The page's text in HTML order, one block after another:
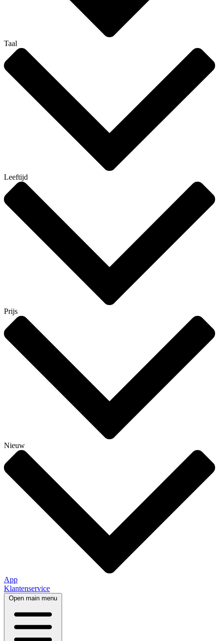
Taal
Leeftijd
Prijs
Nieuw
App
Klantenservice
Open main menu